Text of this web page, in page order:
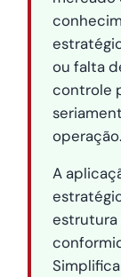
ou falta
controle
operação.
A
estrutura